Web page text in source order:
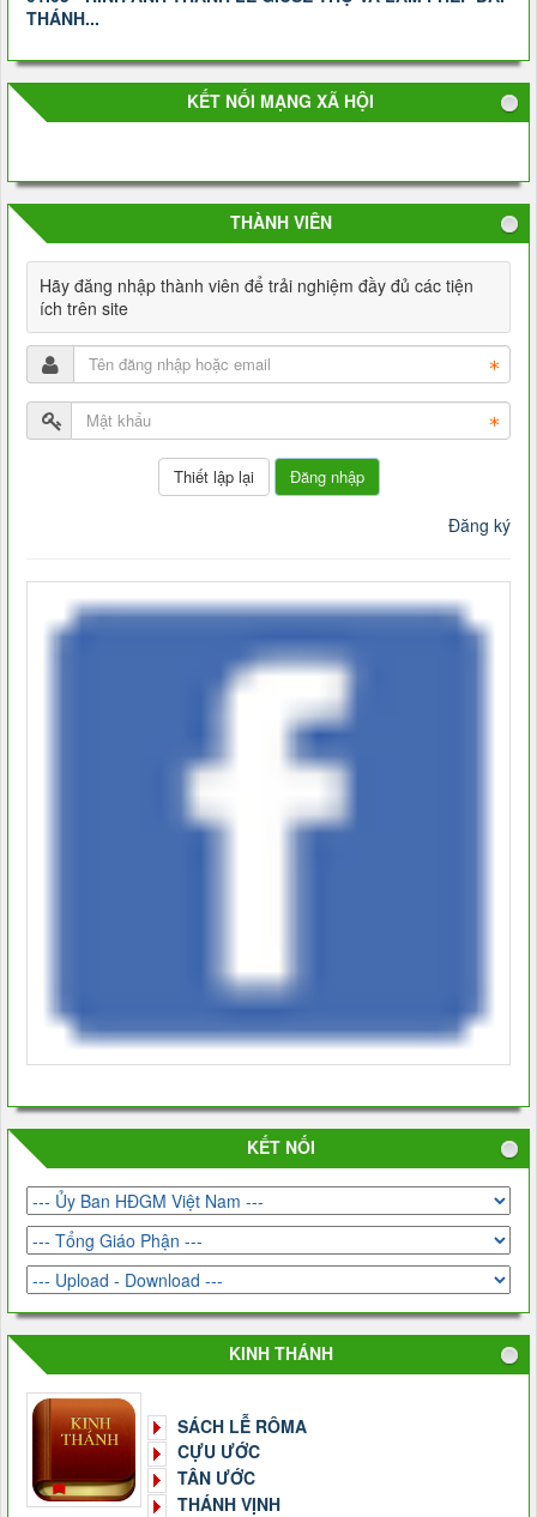
THÁNH...
KẾT NỐI MẠNG XÃ HỘI
THÀNH VIÊN
Hãy đăng nhập thành viên để trải nghiệm đầy đủ các tiện
ích trên site
Đăng nhập
Đăng ký
KẾT NỐI
KINH THÁNH
SÁCH LỄ RÔMA
CỰU ƯỚC
TÂN ƯỚC
THÁNH VỊNH